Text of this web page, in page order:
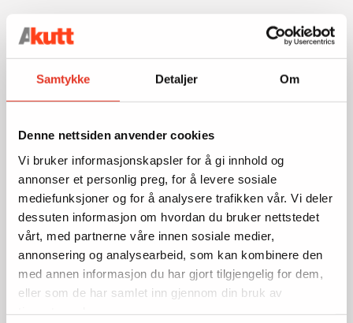
Samtykke Detaljer Om
Denne nettsiden anvender cookies
Vi bruker informasjonskapsler for å gi innhold og
annonser et personlig preg, for å levere sosiale
mediefunksjoner og for å analysere trafikken vår. Vi deler
dessuten informasjon om hvordan du bruker nettstedet
vårt, med partnerne våre innen sosiale medier,
annonsering og analysearbeid, som kan kombinere den
med annen informasjon du har gjort tilgjengelig for dem,
eller som de har samlet inn gjennom din bruk av